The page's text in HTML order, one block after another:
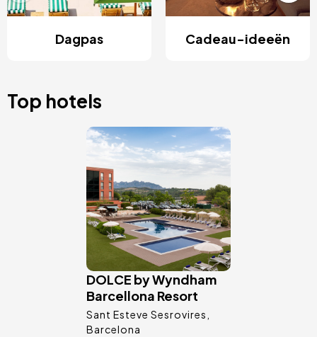
Dagpas Cadeau-ideeën
Top hotels
Afbeelding
DOLCE by Wyndham
Barcellona Resort
Sant Esteve Sesrovires
Barcelona